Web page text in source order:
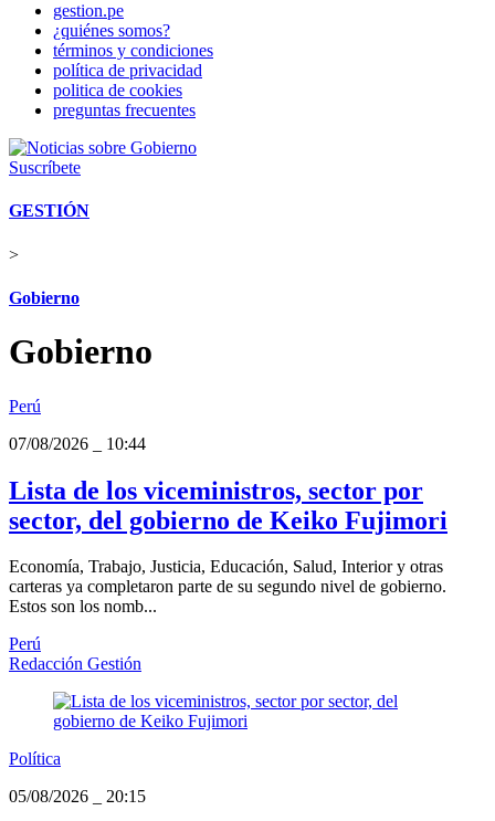
gestion.pe
¿quiénes somos?
términos y condiciones
política de privacidad
politica de cookies
preguntas frecuentes
Suscríbete
GESTIÓN
>
Gobierno
Gobierno
Perú
07/08/2026
10:44
Lista de los viceministros, sector por
sector, del gobierno de Keiko Fujimori
Economía, Trabajo, Justicia, Educación, Salud, Interior y otras
carteras ya completaron parte de su segundo nivel de gobierno.
Estos son los nomb...
Perú
Redacción Gestión
Política
05/08/2026
20:15